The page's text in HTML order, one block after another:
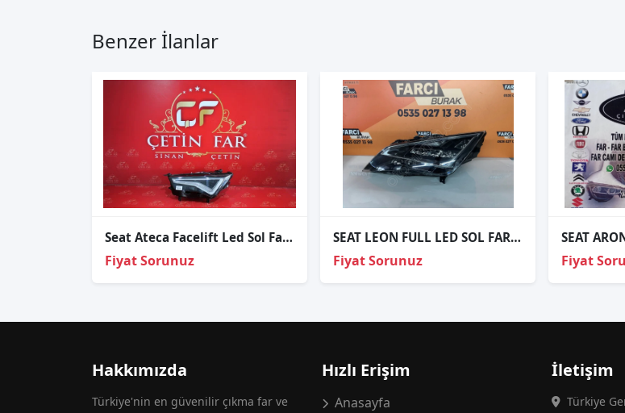
Benzer İlanlar
Seat Ateca Facelift Led Sol Far Orijinal Sıfır
Fiyat Sorunuz
SEAT LEON FULL LED SOL FAR SIFIR 5F1941007AF
Fiyat Sorunuz Fiyat
Hakkımızda
Türkiye'nin en güvenilir çıkma far ve
Hızlı Erişim
Anasayfa
İletişim
Türkiye